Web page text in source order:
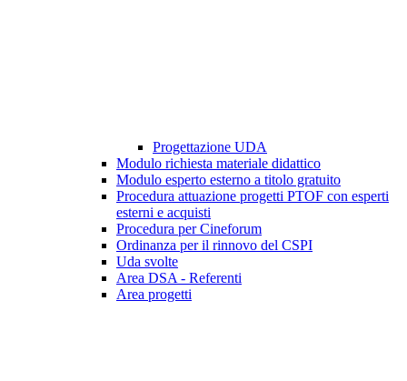
Progettazione UDA
Modulo richiesta materiale didattico
Modulo esperto esterno a titolo gratuito
Procedura attuazione progetti PTOF con esperti
esterni e acquisti
Procedura per Cineforum
Ordinanza per il rinnovo del CSPI
Uda svolte
Area DSA - Referenti
Area progetti